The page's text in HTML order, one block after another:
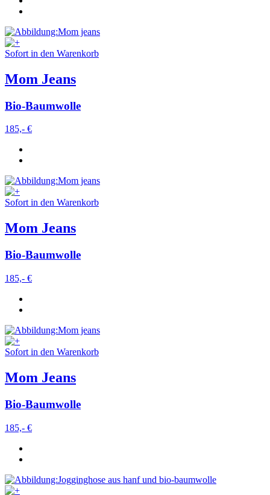
Sofort in den Warenkorb
Mom Jeans
Bio-Baumwolle
185,- €
Sofort in den Warenkorb
Mom Jeans
Bio-Baumwolle
185,- €
Sofort in den Warenkorb
Mom Jeans
Bio-Baumwolle
185,- €